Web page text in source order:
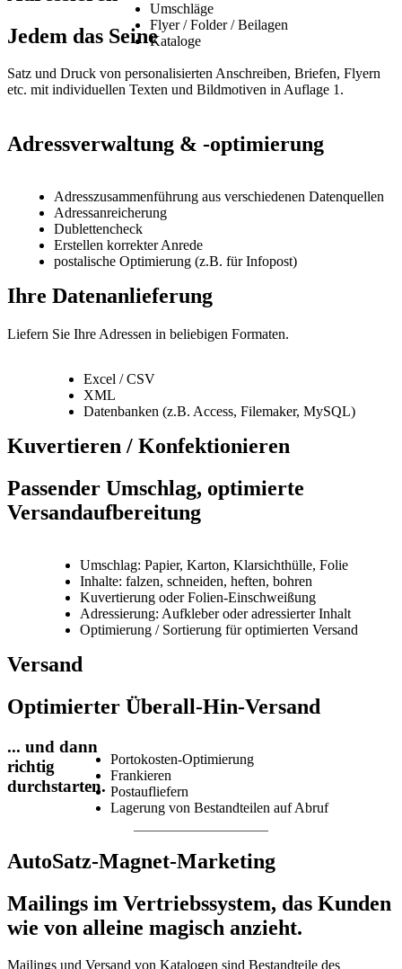
Umschläge
Flyer / Folder / Beilagen
Kataloge
Jedem das Seine
Satz und Druck von personalisierten Anschreiben, Briefen, Flyern
etc. mit individuellen Texten und Bildmotiven in Auflage 1.
Adressverwaltung & -optimierung
Adresszusammenführung aus verschiedenen Datenquellen
Adressanreicherung
Dublettencheck
Erstellen korrekter Anrede
postalische Optimierung (z.B. für Infopost)
Ihre Datenanlieferung
Liefern Sie Ihre Adressen in beliebigen Formaten.
Excel / CSV
XML
Datenbanken (z.B. Access, Filemaker, MySQL)
Kuvertieren / Konfektionieren
Passender Umschlag, optimierte
Versandaufbereitung
Umschlag: Papier, Karton, Klarsichthülle, Folie
Inhalte: falzen, schneiden, heften, bohren
Kuvertierung oder Folien-Einschweißung
Adressierung: Aufkleber oder adressierter Inhalt
Optimierung / Sortierung für optimierten Versand
Versand
Optimierter Überall-Hin-Versand
Portokosten-Optimierung
Frankieren
Postaufliefern
Lagerung von Bestandteilen auf Abruf
... und dann
richtig
durchstarten.
AutoSatz-Magnet-Marketing
Mailings im Vertriebssystem, das Kunden
wie von alleine magisch anzieht.
Mailings und Versand von Katalogen sind Bestandteile des